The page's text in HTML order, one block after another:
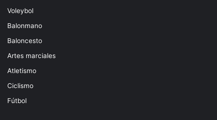
Voleybol
Balonmano
Baloncesto
Artes marciales
Atletismo
Ciclismo
Fútbol